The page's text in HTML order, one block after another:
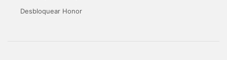
Desbloquear Honor